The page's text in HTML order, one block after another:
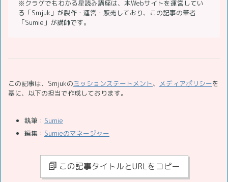
※クラゲでもわかる星読み講座は、本Webサイトを運営してい
る「Smjuk」が製作・運営・販売しており、この記事の筆者
「Sumie」が講師です。
この記事は、Smjukのミッションステートメント、 メディアポリシーを
基に、以下の担当で作成しております。
執筆： Sumie
編集： Sumieのマネージャー
この記事タイトルとURLをコピー